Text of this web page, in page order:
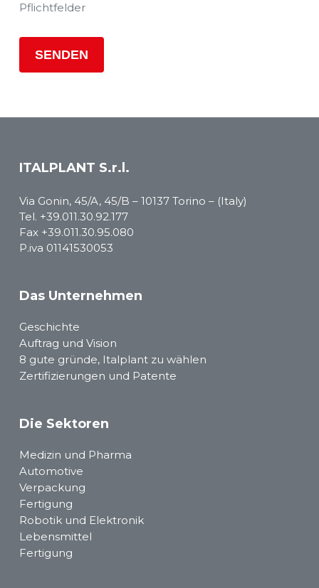
Pflichtfelder
ITALPLANT S.r.l.
Via Gonin, 45/A, 45/B – 10137 Torino – (Italy)
Tel. +39.011.30.92.177
Fax +39.011.30.95.080
P.iva 01141530053
Das Unternehmen
Geschichte
Auftrag und Vision
8 gute gründe, Italplant zu wählen
Zertifizierungen und Patente
Die Sektoren
Medizin und Pharma
Automotive
Verpackung
Fertigung
Robotik und Elektronik
Lebensmittel
Fertigung